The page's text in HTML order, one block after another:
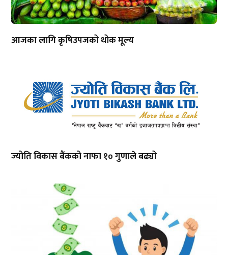
आजका लागि कृषिउपजको थोक मूल्य
ज्योति विकास बैंकको नाफा १० गुणाले बढ्यो